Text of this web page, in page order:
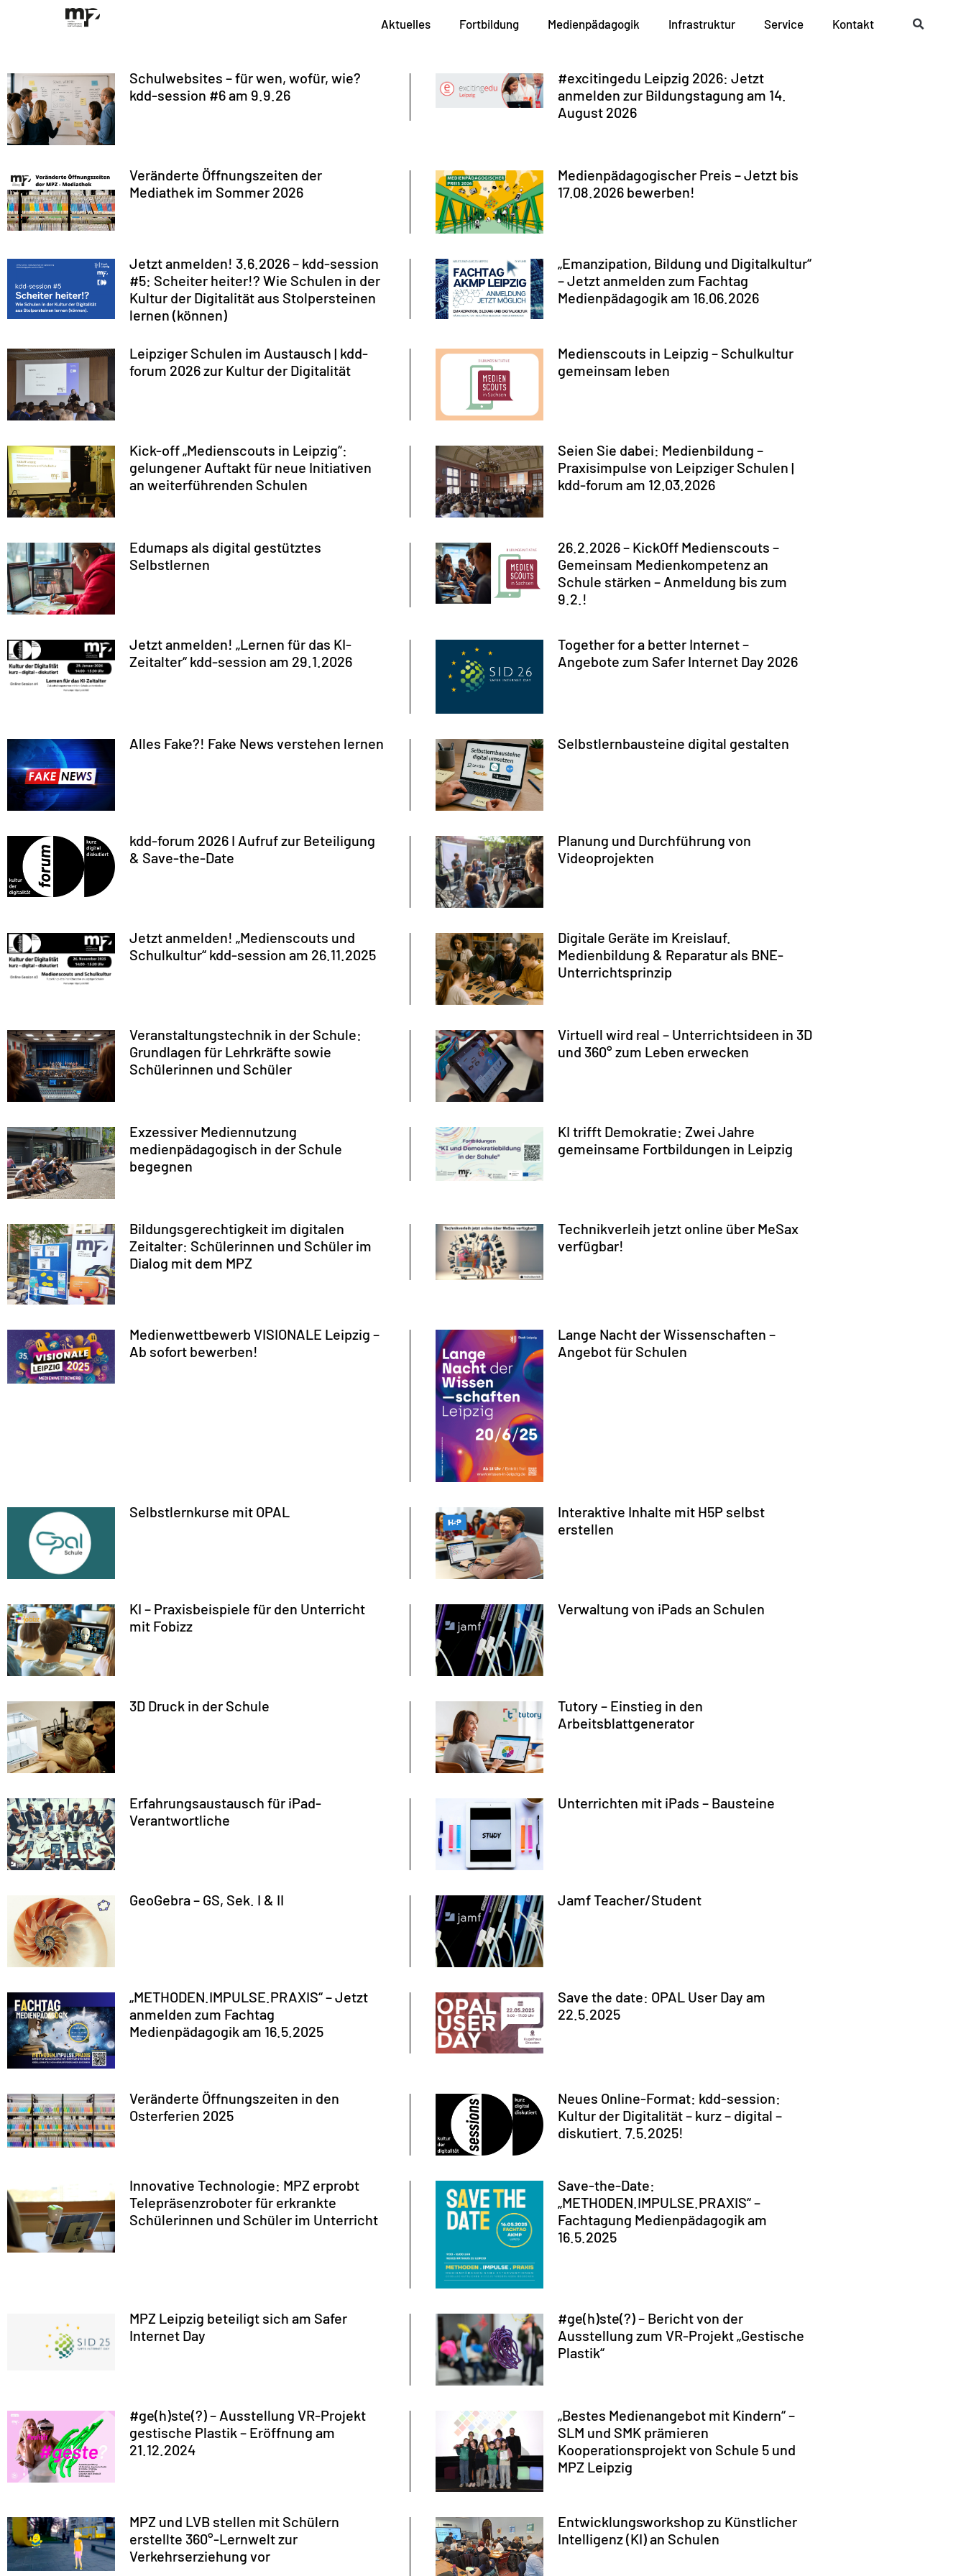
Aktuelles Fortbildung Medienpädagogik Infrastruktur Service Kontakt
Schulwebsites – für wen, wofür, wie?
kdd-session #6 am 9.9.26
#excitingedu Leipzig 2026: Jetzt
anmelden zur Bildungstagung am 14.
August 2026
Veränderte Öffnungszeiten der
Mediathek im Sommer 2026
Medienpädagogischer Preis – Jetzt bis
17.08.2026 bewerben!
Jetzt anmelden! 3.6.2026 – kdd-session
#5: Scheiter heiter!? Wie Schulen in der
Kultur der Digitalität aus Stolpersteinen
lernen (können)
„Emanzipation, Bildung und Digitalkultur“
– Jetzt anmelden zum Fachtag
Medienpädagogik am 16.06.2026
Leipziger Schulen im Austausch | kdd-
forum 2026 zur Kultur der Digitalität
Medienscouts in Leipzig – Schulkultur
gemeinsam leben
Kick-off „Medienscouts in Leipzig“:
gelungener Auftakt für neue Initiativen
an weiterführenden Schulen
Seien Sie dabei: Medienbildung –
Praxisimpulse von Leipziger Schulen |
kdd-forum am 12.03.2026
Edumaps als digital gestütztes
Selbstlernen
26.2.2026 – KickOff Medienscouts –
Gemeinsam Medienkompetenz an
Schule stärken – Anmeldung bis zum
9.2.!
Jetzt anmelden! „Lernen für das KI-
Zeitalter“ kdd-session am 29.1.2026
Together for a better Internet –
Angebote zum Safer Internet Day 2026
Alles Fake?! Fake News verstehen lernen Selbstlernbausteine digital gestalten
kdd-forum 2026 I Aufruf zur Beteiligung
& Save-the-Date
Planung und Durchführung von
Videoprojekten
Jetzt anmelden! „Medienscouts und
Schulkultur“ kdd-session am 26.11.2025
Digitale Geräte im Kreislauf.
Medienbildung & Reparatur als BNE-
Unterrichtsprinzip
Veranstaltungstechnik in der Schule:
Grundlagen für Lehrkräfte sowie
Schülerinnen und Schüler
Virtuell wird real – Unterrichtsideen in 3D
und 360° zum Leben erwecken
Exzessiver Mediennutzung
medienpädagogisch in der Schule
begegnen
KI trifft Demokratie: Zwei Jahre
gemeinsame Fortbildungen in Leipzig
Bildungsgerechtigkeit im digitalen
Zeitalter: Schülerinnen und Schüler im
Dialog mit dem MPZ
Technikverleih jetzt online über MeSax
verfügbar!
Medienwettbewerb VISIONALE Leipzig –
Ab sofort bewerben!
Lange Nacht der Wissenschaften –
Angebot für Schulen
Selbstlernkurse mit OPAL
Interaktive Inhalte mit H5P selbst
erstellen
KI – Praxisbeispiele für den Unterricht
mit Fobizz
Verwaltung von iPads an Schulen
3D Druck in der Schule
Tutory – Einstieg in den
Arbeitsblattgenerator
Erfahrungsaustausch für iPad-
Verantwortliche
Unterrichten mit iPads – Bausteine
GeoGebra – GS, Sek. I & II Jamf Teacher/Student
„METHODEN.IMPULSE.PRAXIS“ – Jetzt
anmelden zum Fachtag
Medienpädagogik am 16.5.2025
Save the date: OPAL User Day am
22.5.2025
Veränderte Öffnungszeiten in den
Osterferien 2025
Neues Online-Format: kdd-session:
Kultur der Digitalität – kurz – digital –
diskutiert. 7.5.2025!
Innovative Technologie: MPZ erprobt
Telepräsenzroboter für erkrankte
Schülerinnen und Schüler im Unterricht
Save-the-Date:
„METHODEN.IMPULSE.PRAXIS“ –
Fachtagung Medienpädagogik am
16.5.2025
MPZ Leipzig beteiligt sich am Safer
Internet Day
#ge(h)ste(?) – Bericht von der
Ausstellung zum VR-Projekt „Gestische
Plastik“
#ge(h)ste(?) – Ausstellung VR-Projekt
gestische Plastik – Eröffnung am
21.12.2024
„Bestes Medienangebot mit Kindern“ –
SLM und SMK prämieren
Kooperationsprojekt von Schule 5 und
MPZ Leipzig
MPZ und LVB stellen mit Schülern
erstellte 360°-Lernwelt zur
Verkehrserziehung vor
Entwicklungsworkshop zu Künstlicher
Intelligenz (KI) an Schulen